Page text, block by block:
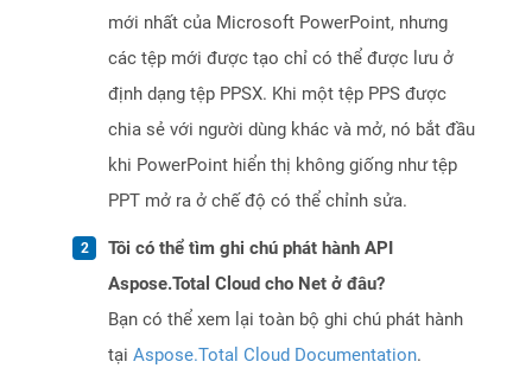
mới nhất của Microsoft PowerPoint, nhưng
các tệp mới được tạo chỉ có thể được lưu ở
định dạng tệp PPSX. Khi một tệp PPS được
chia sẻ với người dùng khác và mở, nó bắt đầu
khi PowerPoint hiển thị không giống như tệp
PPT mở ra ở chế độ có thể chỉnh sửa.
Tôi có thể tìm ghi chú phát hành API
Aspose.Total Cloud cho Net ở đâu?
Bạn có thể xem lại toàn bộ ghi chú phát hành
tại Aspose.Total Cloud Documentation.